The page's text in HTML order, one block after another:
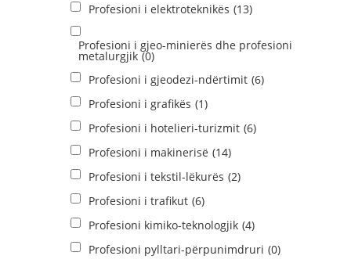
Profesioni i elektroteknikës (13)
Profesioni i gjeo-minierës dhe profesioni
metalurgjik (0)
Profesioni i gjeodezi-ndërtimit (6)
Profesioni i grafikës (1)
Profesioni i hotelieri-turizmit (6)
Profesioni i makinerisë (14)
Profesioni i tekstil-lëkurës (2)
Profesioni i trafikut (6)
Profesioni kimiko-teknologjik (4)
Profesioni pylltari-përpunimdruri (0)